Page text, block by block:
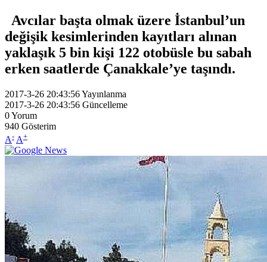
Avcılar başta olmak üzere İstanbul’un
değişik kesimlerinden kayıtları alınan
yaklaşık 5 bin kişi 122 otobüsle bu sabah
erken saatlerde Çanakkale’ye taşındı.
2017-3-26 20:43:56Yayınlanma
2017-3-26 20:43:56 Güncelleme
0Yorum
940 Gösterim
A- A+